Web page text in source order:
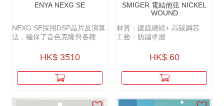
ENYA NEXG SE
NEXG SE採用DSP晶片及演算
法，確保了音色克隆與各種數
輕鬆複製各種木吉他音色，還
效果
HK$ 3510
SMIGER 電結他弦 NICKEL
WOUND
材質：鍍鎳纏繞+ 高碳鋼芯
工藝：防鏽塗層
HK$ 60